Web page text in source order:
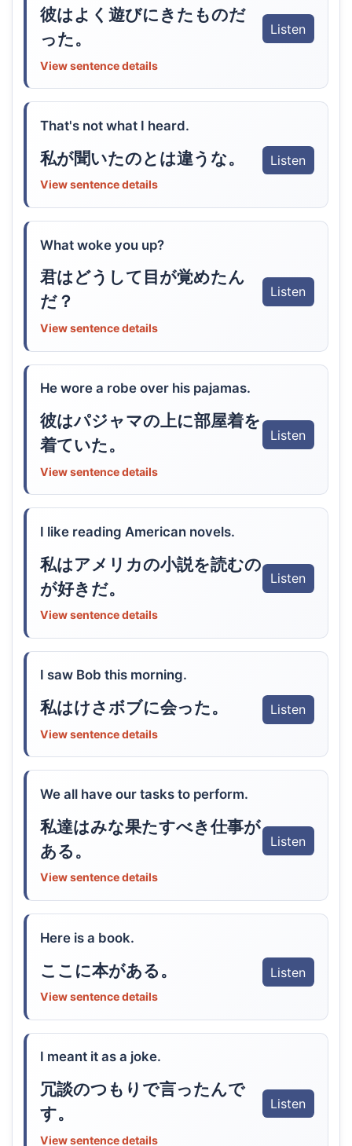
彼はよく遊びにきたものだ
った。
Listen
View sentence details
That's not what I heard.
私が聞いたのとは違うな。 Listen
View sentence details
What woke you up?
君はどうして目が覚めたん
だ？
Listen
View sentence details
He wore a robe over his pajamas.
彼はパジャマの上に部屋着を
着ていた。
Listen
View sentence details
I like reading American novels.
私はアメリカの小説を読むの
が好きだ。
Listen
View sentence details
I saw Bob this morning.
私はけさボブに会った。 Listen
View sentence details
We all have our tasks to perform.
私達はみな果たすべき仕事が
ある。
Listen
View sentence details
Here is a book.
ここに本がある。 Listen
View sentence details
I meant it as a joke.
冗談のつもりで言ったんで
す。
Listen
View sentence details